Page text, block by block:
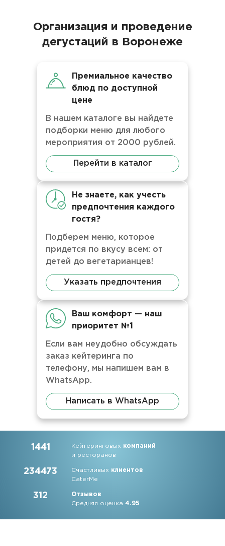
Организация и проведение
дегустаций в Воронеже
Премиальное качество
блюд по доступной
цене
В нашем каталоге вы найдете
подборки меню для любого
мероприятия от 2000 рублей.
Перейти в каталог
Не знаете, как учесть
предпочтения каждого
гостя?
Подберем меню, которое
придется по вкусу всем: от
детей до вегетарианцев!
Указать предпочтения
Ваш комфорт — наш
приоритет №1
Если вам неудобно обсуждать
заказ кейтеринга по
телефону, мы напишем вам в
WhatsApp.
Написать в WhatsApp
1441 Кейтеринговых компаний
и ресторанов
234473 Счастливых клиентов
CaterMe
312
Отзывов
Средняя оценка4.95